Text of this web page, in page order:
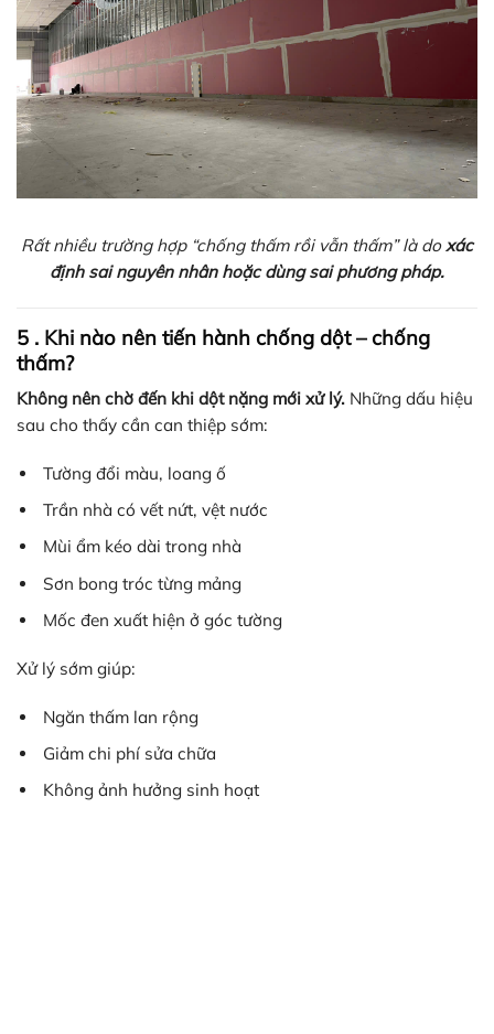
Rất nhiều trường hợp “chống thấm rồi vẫn thấm” là doxác
định sai nguyên nhân hoặc dùng sai phương pháp.
5 . Khi nào nên tiến hành chống dột – chống
thấm?
Không nên chờ đến khi dột nặng mới xử lý. Những dấu hiệu
sau cho thấy cần can thiệp sớm:
Tường đổi màu, loang ố
Trần nhà có vết nứt, vệt nước
Mùi ẩm kéo dài trong nhà
Sơn bong tróc từng mảng
Mốc đen xuất hiện ở góc tường
Xử lý sớm giúp:
Ngăn thấm lan rộng
Giảm chi phí sửa chữa
Không ảnh hưởng sinh hoạt